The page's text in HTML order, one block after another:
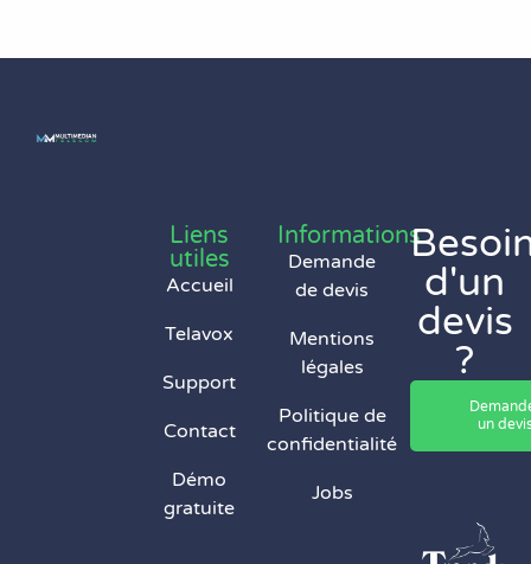
Liens
utiles
Accueil
Telavox
Support
Contact
Démo
gratuite
Informations
Demande
de devis
Mentions
légales
Politique de
confidentialité
Jobs
d'un
devis
?
un